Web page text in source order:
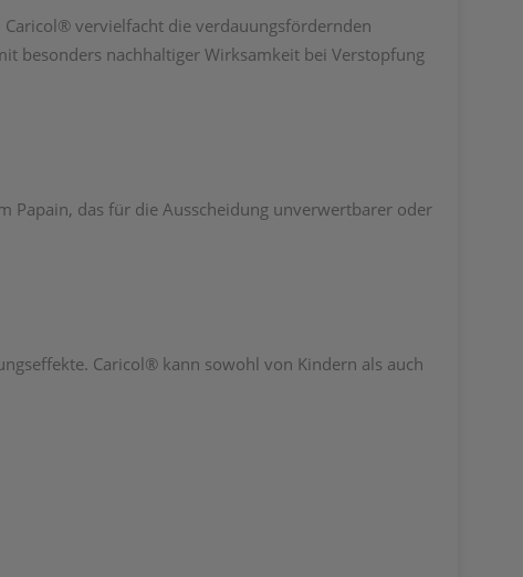
vervielfacht die verdauungsfördernden
besonders nachhaltiger Wirksamkeit bei Verstopfung
Papain, das für die Ausscheidung unverwertbarer oder
Caricol® kann sowohl von Kindern als auch